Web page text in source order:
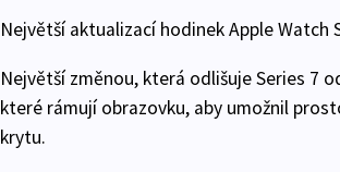
Největší aktualizací hodinek Apple Watch
Největší změnou, která odlišuje Series 7
které rámují obrazovku, aby umožnil
krytu.